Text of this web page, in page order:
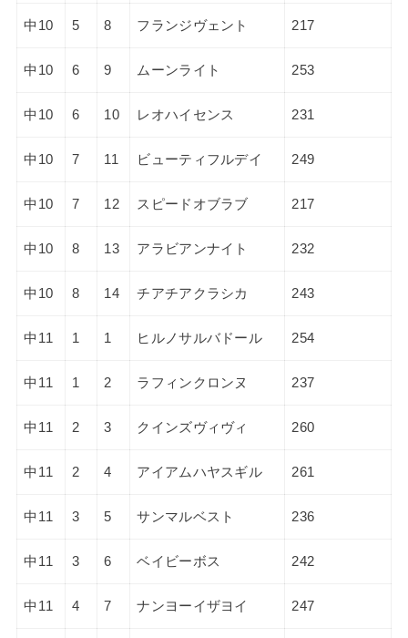
中10 5 8 フランジヴェント 217
中10 6 9 ムーンライト 253
中10 6 10 レオハイセンス 231
中10 7 11 ビューティフルデイ 249
中10 7 12 スピードオブラブ 217
中10 8 13 アラビアンナイト 232
中10 8 14 チアチアクラシカ 243
中11 1 1 ヒルノサルバドール 254
中11 1 2 ラフィンクロンヌ 237
中11 2 3 クインズヴィヴィ 260
中11 2 4 アイアムハヤスギル 261
中11 3 5 サンマルベスト 236
中11 3 6 ベイビーボス 242
中11 4 7 ナンヨーイザヨイ 247